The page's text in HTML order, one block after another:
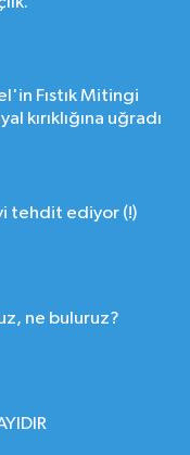
Fıstık Mitingi
kırıklığına uğradı
tehdit ediyor (!)
ne buluruz?